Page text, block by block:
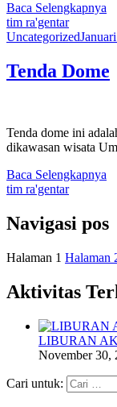
Baca Selengkapnya
tim ra'gentar
Uncategorized
Tenda Dome
Tenda dome ini
dikawasan wisata
Baca Selengkapnya
tim ra'gentar
Navigasi pos
Halaman 1 Halaman
Aktivitas
LIBURAN
November 30,
Cari untuk: